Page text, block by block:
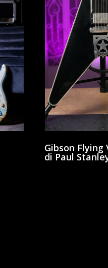
Gibson Flying
di Paul